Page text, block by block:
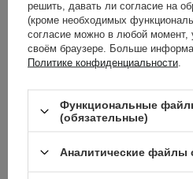
Другие
решить, давать ли согласие на
(кроме необходимых
согласие можно в любой
своём браузере. Больше
Политике конфиденциальности
Функциональные
(обязательные)
Аналитические файлы